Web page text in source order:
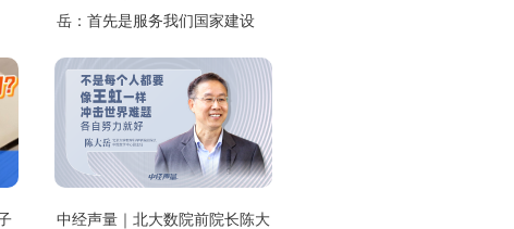
岳：首先是服务我们国家建设
中经声量｜北大数院前院长陈大